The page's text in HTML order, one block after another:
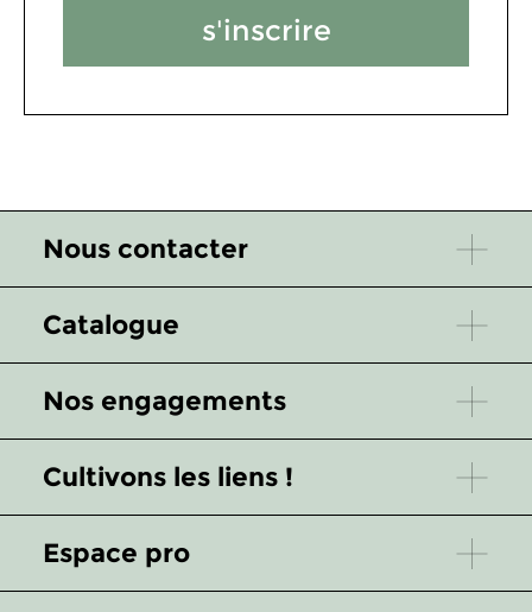
s'inscrire
Nous contacter
Catalogue
Nos engagements
Cultivons les liens !
Espace pro